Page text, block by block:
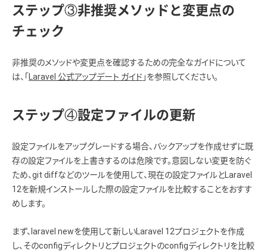
ステップ③非推奨メソッドと変更点の
チェック
非推奨のメソッドや変更点を確認するための完全なガイドについて
は、「 Laravel 公式アップデート ガイド 」を参照してください。
ステップ④設定ファイルの更新
設定ファイルをアップグレードする場合、バックアップを作成せずに既
存の設定ファイルを上書きするのは危険です。意図しない変更を防ぐ
ため、git diffなどのツールを使用して、現在の設定ファイルとLaravel
12を新規インストールした際の設定ファイルを比較することをおすす
めします。
まず、laravel newを使用して新しいLaravel 12プロジェクトを作成
し、そのconfigディレクトリとプロジェクトのconfigディレクトリを比較